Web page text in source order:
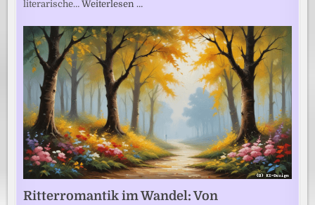
literarische…Weiterlesen …
Ritterromantik im Wandel: Von